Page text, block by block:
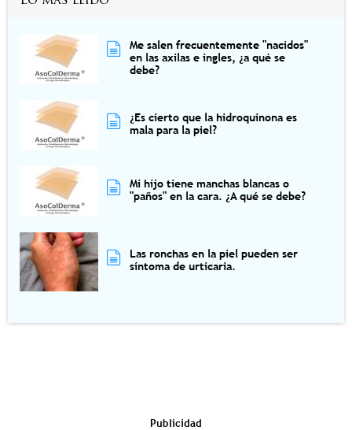
Me salen frecuentemente "nacidos"
en las axilas e ingles, ¿a qué se
debe?
¿Es cierto que la hidroquinona es
mala para la piel?
Mi hijo tiene manchas blancas o
"paños" en la cara. ¿A qué se debe?
Las ronchas en la piel pueden ser
síntoma de urticaria.
Publicidad